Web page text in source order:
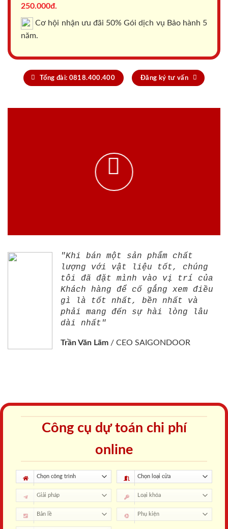
250.000đ.
Cơ hội nhận ưu đãi 50% Gói dịch vụ Bảo hành 5
năm.
Tổng đài: 0818.400.400 Đăng ký tư vấn
"Khi bán một sản phẩm chất
lượng với vật liệu tốt, chúng
tôi đã đặt mình vào vị trí của
Khách hàng để cố gắng xem điều
gì là tốt nhất, bền nhất và
phải mang đến sự hài lòng lâu
dài nhất"
Trần Văn Lãm / CEO SAIGONDOOR
Công cụ dự toán chi phí
online